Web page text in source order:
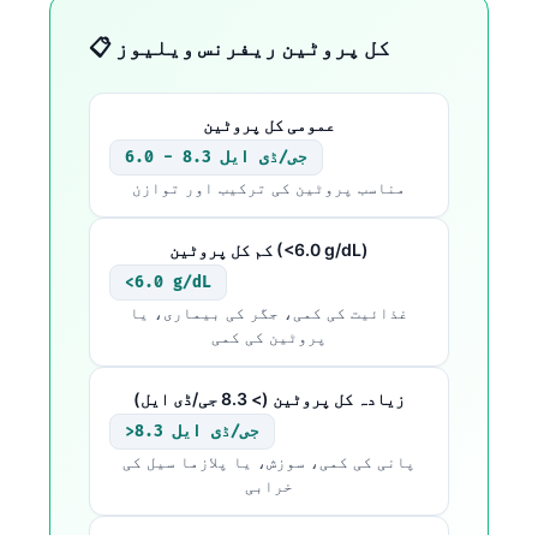
📋 کل پروٹین ریفرنس ویلیوز
عمومی کل پروٹین
6.0 - 8.3 جی/ڈی ایل
مناسب پروٹین کی ترکیب اور توازن
کم کل پروٹین (<6.0 g/dL)
<6.0 g/dL
غذائیت کی کمی، جگر کی بیماری، یا
پروٹین کی کمی
زیادہ کل پروٹین (> 8.3 جی/ڈی ایل)
>8.3 جی/ڈی ایل
پانی کی کمی، سوزش، یا پلازما سیل کی
خرابی